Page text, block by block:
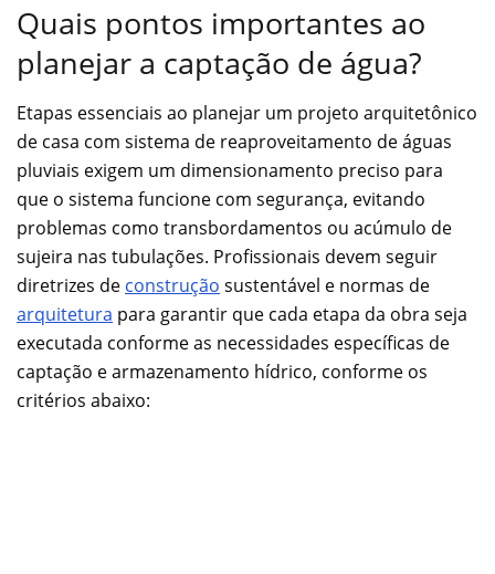
Quais pontos importantes ao
planejar a captação de água?
Etapas essenciais ao planejar um projeto arquitetônico
de casa com sistema de reaproveitamento de águas
pluviais exigem um dimensionamento preciso para
que o sistema funcione com segurança, evitando
problemas como transbordamentos ou acúmulo de
sujeira nas tubulações. Profissionais devem seguir
diretrizes de construção sustentável e normas de
arquitetura para garantir que cada etapa da obra seja
executada conforme as necessidades específicas de
captação e armazenamento hídrico, conforme os
critérios abaixo: